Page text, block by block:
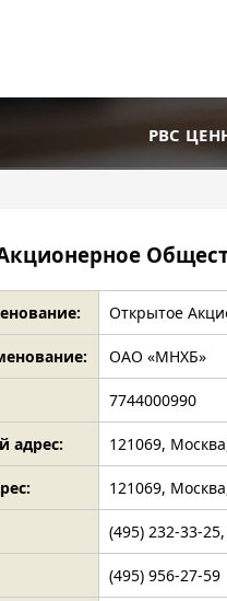
РВС
Открытое
ОАО «МНХБ»
7744000990
адрес: 121069,
121069,
(495) 232-33-
(495) 956-27-59